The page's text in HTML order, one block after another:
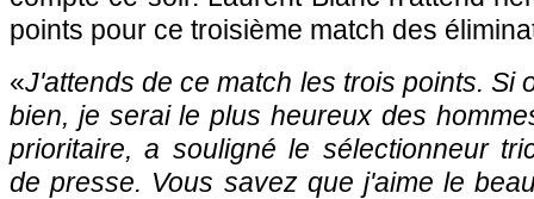
points pour ce troisième match des
«J'attends de ce match les trois points. Si
bien, je serai le plus heureux des
prioritaire, a souligné le sélectionneur
de presse. Vous savez que j'aime le